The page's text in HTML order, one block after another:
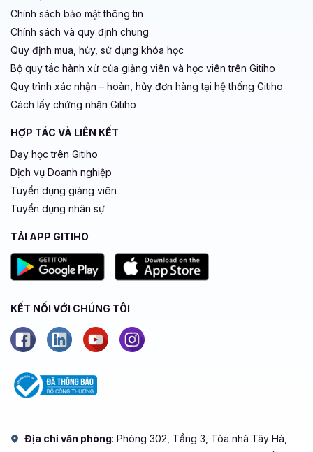
Chính sách bảo mật thông tin
Chính sách và quy định chung
Quy định mua, hủy, sử dụng khóa học
Bộ quy tắc hành xử của giảng viên và học viên trên Gitiho
Quy trình xác nhận – hoàn, hủy đơn hàng tại hệ thống Gitiho
Cách lấy chứng nhận Gitiho
HỢP TÁC VÀ LIÊN KẾT
Dạy học trên Gitiho
Dịch vụ Doanh nghiệp
Tuyển dụng giảng viên
Tuyển dụng nhân sự
TẢI APP GITIHO
KẾT NỐI VỚI CHÚNG TÔI
Địa chỉ văn phòng: Phòng 302, Tầng 3, Tòa nhà Tây Hà,